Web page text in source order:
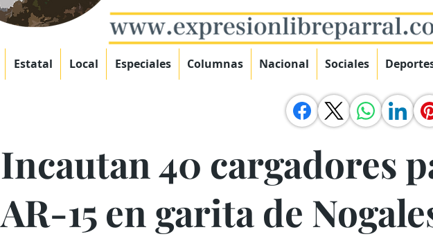
Estatal Local Especiales Columnas Nacional Sociales
Incautan 40 cargadores
AR-15 en garita de